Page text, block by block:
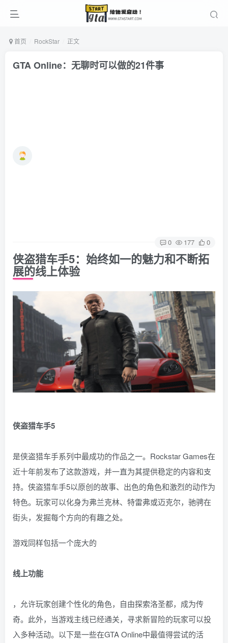
首页 RockStar 正文
GTA Online：无聊时可以做的21件事
0 177 0
侠盗猎车手5：始终如一的魅力和不断拓
展的线上体验
侠盗猎车手5
是侠盗猎车手系列中最成功的作品之一。Rockstar Games在
近十年前发布了这款游戏，并一直为其提供稳定的内容和支
持。侠盗猎车手5以原创的故事、出色的角色和激烈的动作为
特色。玩家可以化身为弗兰克林、特雷弗或迈克尔，驰骋在
街头，发掘每个方向的有趣之处。
游戏同样包括一个庞大的
线上功能
，允许玩家创建个性化的角色，自由探索洛圣都，成为传
奇。此外，当游戏主线已经通关，寻求新冒险的玩家可以投
入多种活动。以下是一些在GTA Online中最值得尝试的活